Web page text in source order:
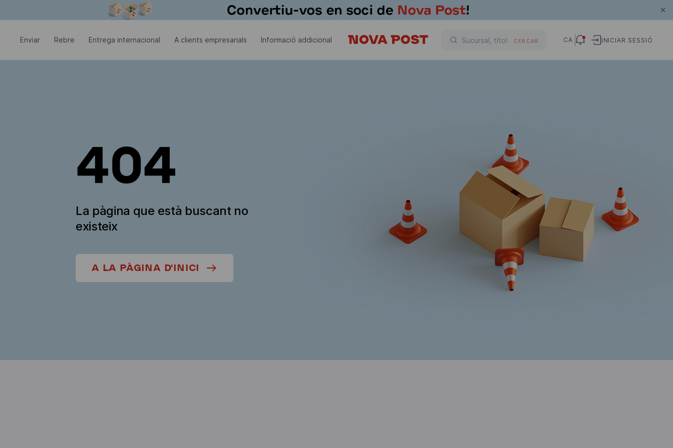
Enviar Rebre Entrega internacional A clients empresarials Informació addicional CERCAR CA INICIAR SESSIÓ
404
La pàgina que està buscant no
existeix
A LA PÀGINA D'INICI
La finestra modal està oberta